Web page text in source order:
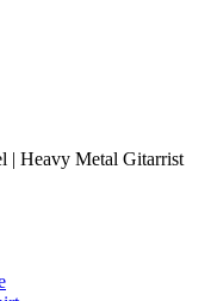
| Heavy Metal Gitarrist